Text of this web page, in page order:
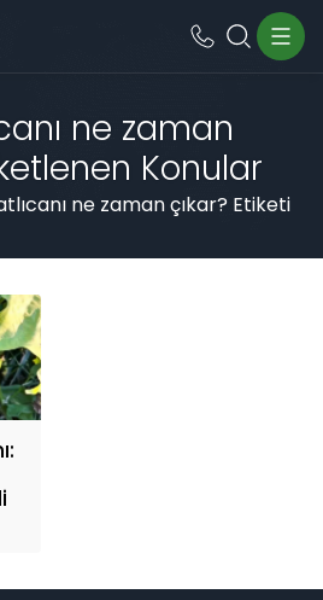
ne zaman
Konular
ne zaman çıkar? Etiketi